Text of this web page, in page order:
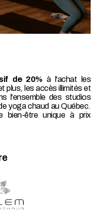
de 20% à l'achat les
plus, les accès illimités et
l'ensemble des studios
yoga chaud au Québec.
bien-être unique à prix